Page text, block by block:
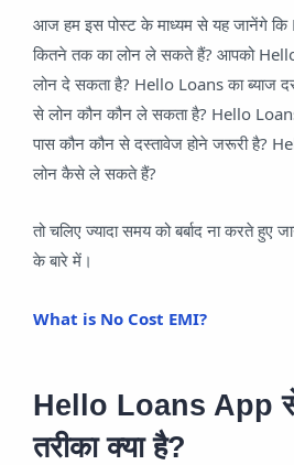
आज हम इस पोस्ट के माध्यम से यह जानेंगे
कितने तक का लोन ले सकते हैं? आपको
लोन दे सकता है? Hello Loans का ब्याज
से लोन कौन कौन ले सकता है? Hello
पास कौन कौन से दस्तावेज होने जरूरी है?
लोन कैसे ले सकते हैं?
तो चलिए ज्यादा समय को बर्बाद ना करते
के बारे में।
What is No Cost EMI?
Hello Loans App
तरीका क्या है?